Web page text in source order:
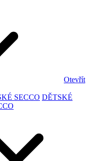
Otevřít
SECCO DĚTSKÉ